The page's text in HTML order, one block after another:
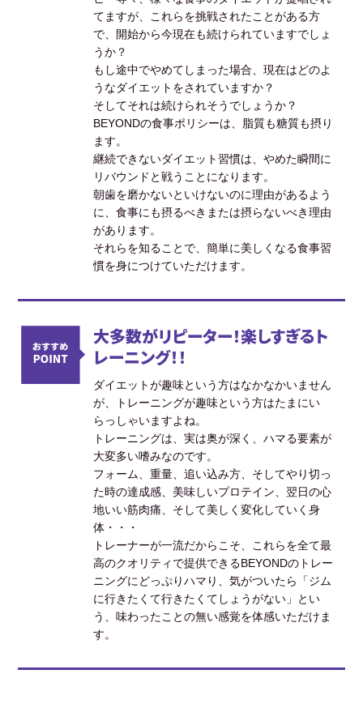
てますが、これらを挑戦されたことがある方
で、開始から今現在も続けられていますでしょ
うか？
もし途中でやめてしまった場合、現在はどのよ
うなダイエットをされていますか？
そしてそれは続けられそうでしょうか？
BEYONDの食事ポリシーは、脂質も糖質も摂り
ます。
継続できないダイエット習慣は、やめた瞬間に
リバウンドと戦うことになります。
朝歯を磨かないといけないのに理由があるよう
に、食事にも摂るべきまたは摂らないべき理由
があります。
それらを知ることで、簡単に美しくなる食事習
慣を身につけていただけます。
大多数がリピーター！楽しすぎるト
レーニング！！
ダイエットが趣味という方はなかなかいません
が、トレーニングが趣味という方はたまにい
らっしゃいますよね。
トレーニングは、実は奥が深く、ハマる要素が
大変多い嗜みなのです。
フォーム、重量、追い込み方、そしてやり切っ
た時の達成感、美味しいプロテイン、翌日の心
地いい筋肉痛、そして美しく変化していく身
体・・・
トレーナーが一流だからこそ、これらを全て最
高のクオリティで提供できるBEYONDのトレー
ニングにどっぷりハマり、気がついたら「ジム
に行きたくて行きたくてしょうがない」とい
う、味わったことの無い感覚を体感いただけま
す。